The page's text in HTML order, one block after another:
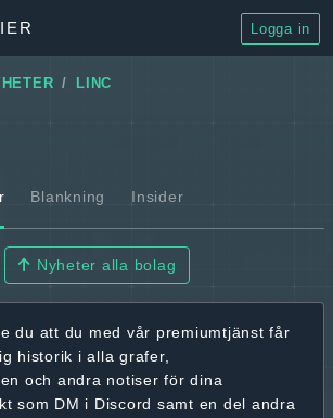
Logga in
LINC
Blankning Insider
Nyheter alla bolag
du att du med vår premiumtjänst får
historik i alla grafer,
och andra notiser för dina
som DM i Discord samt en del andra